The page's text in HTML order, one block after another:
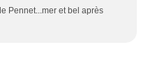
Pennet...mer et bel après